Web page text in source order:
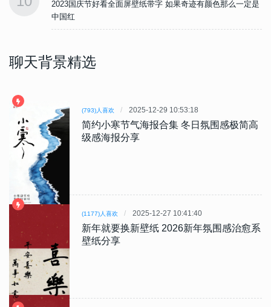
2023国庆节好看全面屏壁纸带字 如果奇迹有颜色那么一定是
中国红
聊天背景精选
(793)人喜欢 2025-12-29 10:53:18
简约小寒节气海报合集 冬日氛围感极简高
级感海报分享
(1177)人喜欢 2025-12-27 10:41:40
新年就要换新壁纸 2026新年氛围感治愈系
壁纸分享